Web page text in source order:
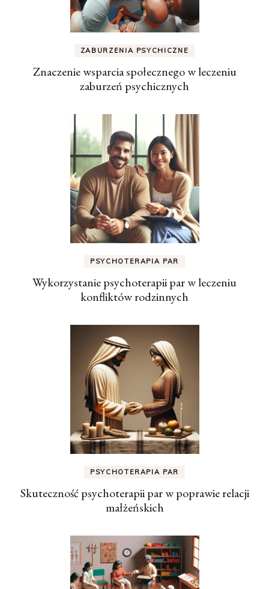
ZABURZENIA PSYCHICZNE
Znaczenie wsparcia społecznego w leczeniu
zaburzeń psychicznych
PSYCHOTERAPIA PAR
Wykorzystanie psychoterapii par w leczeniu
konfliktów rodzinnych
PSYCHOTERAPIA PAR
Skuteczność psychoterapii par w poprawie relacji
małżeńskich